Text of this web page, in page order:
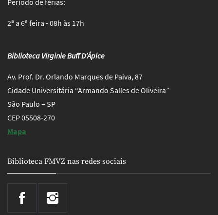
Período de férias:
2ª a 6ª feira - 08h às 17h
Biblioteca Virginie Buff D’Ápice
Av. Prof. Dr. Orlando Marques de Paiva, 87
Cidade Universitária “Armando Salles de Oliveira”
São Paulo – SP
CEP 05508-270
Mapa
Biblioteca FMVZ nas redes sociais